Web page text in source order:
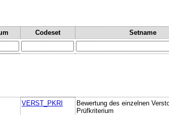
Codeset Setname
VERST_PKRI
Bewertung des einzelnen
Prüfkriterium